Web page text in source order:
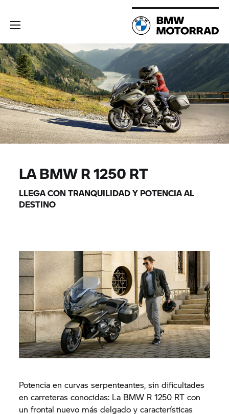
LA BMWR 1250 RT
LLEGA CON TRANQUILIDAD Y POTENCIA AL
DESTINO
Potencia en curvas serpenteantes, sin dificultades
en carreteras conocidas: La BMW R 1250 RT con
un frontal nuevo más delgado y características